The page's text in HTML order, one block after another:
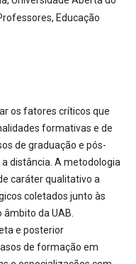
Educação
os fatores críticos que
formativas e de
de graduação e pós-
distância. A metodologia
caráter qualitativo a
coletados junto às
da UAB.
e posterior
de formação em